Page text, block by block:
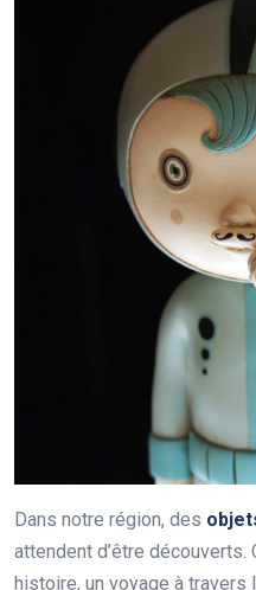
Dans notre région, des
attendent d’être découverts.
histoire, un voyage à